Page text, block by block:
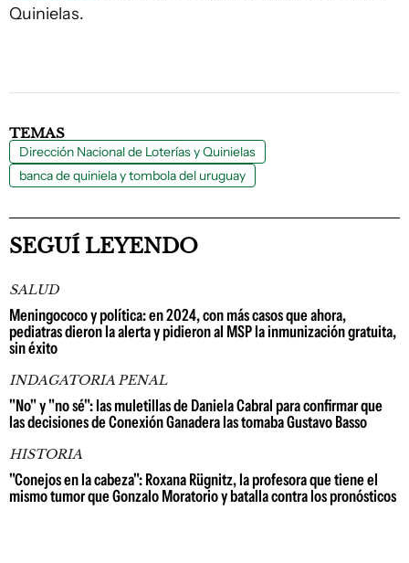
Quinielas.
TEMAS
Dirección Nacional de Loterías y Quinielas
banca de quiniela y tombola del uruguay
SEGUÍ LEYENDO
SALUD
Meningococo y política: en 2024, con más casos que ahora,
pediatras dieron la alerta y pidieron al MSP la inmunización gratuita,
sin éxito
INDAGATORIA PENAL
"No" y "no sé": las muletillas de Daniela Cabral para confirmar que
las decisiones de Conexión Ganadera las tomaba Gustavo Basso
HISTORIA
"Conejos en la cabeza": Roxana Rügnitz, la profesora que tiene el
mismo tumor que Gonzalo Moratorio y batalla contra los pronósticos